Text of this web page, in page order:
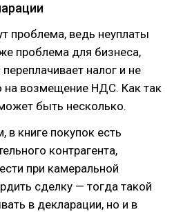
проблема, ведь неуплаты
проблема для бизнеса,
налог и не
на возмещение НДС. Как так
быть несколько.
в книге покупок есть
контрагента,
при камеральной
сделку — тогда такой
в декларации, но и в